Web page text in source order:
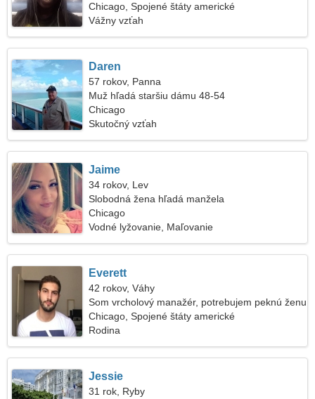
Chicago, Spojené štáty americké
Vážny vzťah
Daren
57 rokov, Panna
Muž hľadá staršiu dámu 48-54
Chicago
Skutočný vzťah
Jaime
34 rokov, Lev
Slobodná žena hľadá manžela
Chicago
Vodné lyžovanie, Maľovanie
Everett
42 rokov, Váhy
Som vrcholový manažér, potrebujem peknú ženu
Chicago, Spojené štáty americké
Rodina
Jessie
31 rok, Ryby